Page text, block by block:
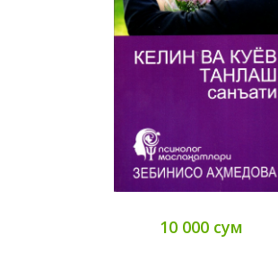
10 000 сум